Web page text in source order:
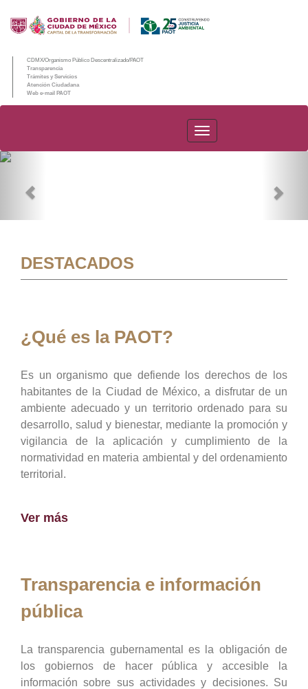
CDMX/Organismo Público Descentralizado/PAOT
Transparencia
Trámites y Servicios
Atención Ciudadana
Web e-mail PAOT
PAOT
DESTACADOS
¿Qué es la PAOT?
Es un organismo que defiende los derechos de los
habitantes de la Ciudad de México, a disfrutar de un
ambiente adecuado y un territorio ordenado para su
desarrollo, salud y bienestar, mediante la promoción y
vigilancia de la aplicación y cumplimiento de la
normatividad en materia ambiental y del ordenamiento
territorial.
Ver más
Transparencia e información
pública
La transparencia gubernamental es la obligación de
los gobiernos de hacer pública y accesible la
información sobre sus actividades y decisiones. Su